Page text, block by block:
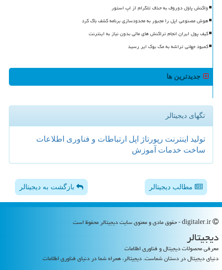
واکنش پاول دوروف به حذف تلگرام از اپ استور
هوش مصنوعی اپل را مجبور به محدودسازی برنامه کشف باگ کرد
کیف پول ایران انجام تراکنش های مالی بدون نیاز به اینترنت
کمبود جهانی تراشه به مک بوک ایر رسید
جدیدترین ها
تگهای دیجیتالر
تولید اینترنت رپورتاژ اپل ارتباطات و فناوری اطلاعات
ساخت خدمات آموزش
مطالب دیجیتالر بازگشت به دیجیتالر
دیجیتالر
معرفی محصولات دیجیتال و فناوری اطلاعات
دنیای دیجیتال در دستان شماست. دیجیتالر، همراه شما در دنیای فناوری اطلاعات